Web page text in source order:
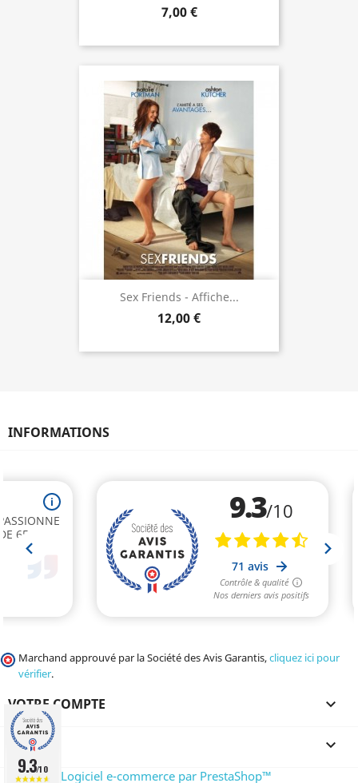
7,00 €
Sex Friends - Affiche...
12,00 €
INFORMATIONS
Marchand approuvé par la Société des Avis Garantis,cliquez ici pour
vérifier.
VOTRE COMPTE 
CGV 
© 2026 - Logiciel e-commerce par PrestaShop™
9.3/10